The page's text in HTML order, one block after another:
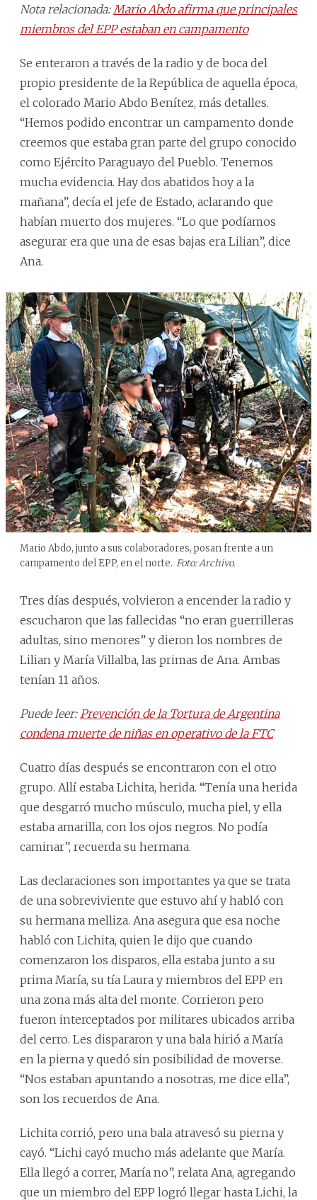
Nota relacionada:Mario Abdo afirma que principales
miembros del EPP estaban en campamento
Se enteraron a través de la radio y de boca del
propio presidente de la República de aquella época,
el colorado Mario Abdo Benítez, más detalles.
“Hemos podido encontrar un campamento donde
creemos que estaba gran parte del grupo conocido
como Ejército Paraguayo del Pueblo. Tenemos
mucha evidencia. Hay dos abatidos hoy a la
mañana”, decía el jefe de Estado, aclarando que
habían muerto dos mujeres. “Lo que podíamos
asegurar era que una de esas bajas era Lilian”, dice
Ana.
Mario Abdo, junto a sus colaboradores, posan frente a un
campamento del EPP, en el norte. Foto: Archivo.
Tres días después, volvieron a encender la radio y
escucharon que las fallecidas “no eran guerrilleras
adultas, sino menores” y dieron los nombres de
Lilian y María Villalba, las primas de Ana. Ambas
tenían 11 años.
Puede leer: Prevención de la Tortura de Argentina
condena muerte de niñas en operativo de la FTC
Cuatro días después se encontraron con el otro
grupo. Allí estaba Lichita, herida. “Tenía una herida
que desgarró mucho músculo, mucha piel, y ella
estaba amarilla, con los ojos negros. No podía
caminar”, recuerda su hermana.
Las declaraciones son importantes ya que se trata
de una sobreviviente que estuvo ahí y habló con
su hermana melliza. Ana asegura que esa noche
habló con Lichita, quien le dijo que cuando
comenzaron los disparos, ella estaba junto a su
prima María, su tía Laura y miembros del EPP en
una zona más alta del monte. Corrieron pero
fueron interceptados por militares ubicados arriba
del cerro. Les dispararon y una bala hirió a María
en la pierna y quedó sin posibilidad de moverse.
“Nos estaban apuntando a nosotras, me dice ella”,
son los recuerdos de Ana.
Lichita corrió, pero una bala atravesó su pierna y
cayó. “Lichi cayó mucho más adelante que María.
Ella llegó a correr, María no”, relata Ana, agregando
que un miembro del EPP logró llegar hasta Lichi, la